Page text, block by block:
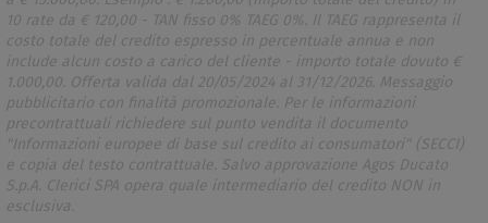
10 rate da € 120,00 - TAN fisso 0% TAEG 0%. Il TAEG rappresenta il
costo totale del credito espresso in percentuale annua e non
include alcun costo a carico del cliente - importo totale dovuto €
1.000,00. Offerta valida dal 20/05/2024 al 31/12/2026. Messaggio
pubblicitario con finalità promozionale. Per le informazioni
precontrattuali richiedere sul punto vendita il documento
"Informazioni europee di base sul credito ai consumatori" (SECCI)
e copia del testo contrattuale. Salvo approvazione Agos Ducato
S.p.A. Clerici SPA opera quale intermediario del credito NON in
esclusiva.